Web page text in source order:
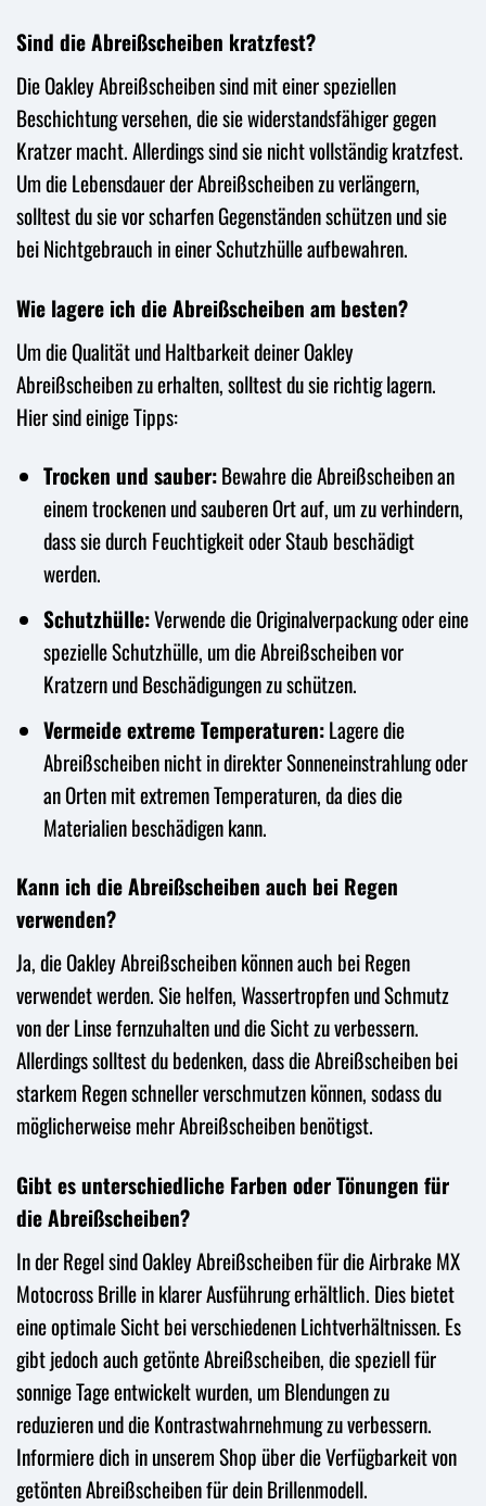
Sind die Abreißscheiben kratzfest?
Die Oakley Abreißscheiben sind mit einer speziellen
Beschichtung versehen, die sie widerstandsfähiger gegen
Kratzer macht. Allerdings sind sie nicht vollständig kratzfest.
Um die Lebensdauer der Abreißscheiben zu verlängern,
solltest du sie vor scharfen Gegenständen schützen und sie
bei Nichtgebrauch in einer Schutzhülle aufbewahren.
Wie lagere ich die Abreißscheiben am besten?
Um die Qualität und Haltbarkeit deiner Oakley
Abreißscheiben zu erhalten, solltest du sie richtig lagern.
Hier sind einige Tipps:
Trocken und sauber:Bewahre die Abreißscheiben an
einem trockenen und sauberen Ort auf, um zu verhindern,
dass sie durch Feuchtigkeit oder Staub beschädigt
werden.
Schutzhülle:Verwende die Originalverpackung oder eine
spezielle Schutzhülle, um die Abreißscheiben vor
Kratzern und Beschädigungen zu schützen.
Vermeide extreme Temperaturen:Lagere die
Abreißscheiben nicht in direkter Sonneneinstrahlung oder
an Orten mit extremen Temperaturen, da dies die
Materialien beschädigen kann.
Kann ich die Abreißscheiben auch bei Regen
verwenden?
Ja, die Oakley Abreißscheiben können auch bei Regen
verwendet werden. Sie helfen, Wassertropfen und Schmutz
von der Linse fernzuhalten und die Sicht zu verbessern.
Allerdings solltest du bedenken, dass die Abreißscheiben bei
starkem Regen schneller verschmutzen können, sodass du
möglicherweise mehr Abreißscheiben benötigst.
Gibt es unterschiedliche Farben oder Tönungen für
die Abreißscheiben?
In der Regel sind Oakley Abreißscheiben für die Airbrake MX
Motocross Brille in klarer Ausführung erhältlich. Dies bietet
eine optimale Sicht bei verschiedenen Lichtverhältnissen. Es
gibt jedoch auch getönte Abreißscheiben, die speziell für
sonnige Tage entwickelt wurden, um Blendungen zu
reduzieren und die Kontrastwahrnehmung zu verbessern.
Informiere dich in unserem Shop über die Verfügbarkeit von
getönten Abreißscheiben für dein Brillenmodell.